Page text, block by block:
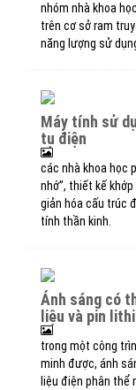
nhóm nhà khoa
trên cơ sở ram
năng lượng sử
máy tính sử dụng khớp thần kinh nhân tạo bằng
tụ điện
các nhà khoa học
nhớ”, thiết kế
giản hóa cấu trúc
tính thần kinh.
ánh sáng có
liệu và pin
trong một công
minh được, ánh
liệu điện phân